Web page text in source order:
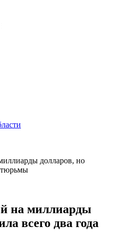
долларов, но
тюрьмы
на миллиарды
всего два года